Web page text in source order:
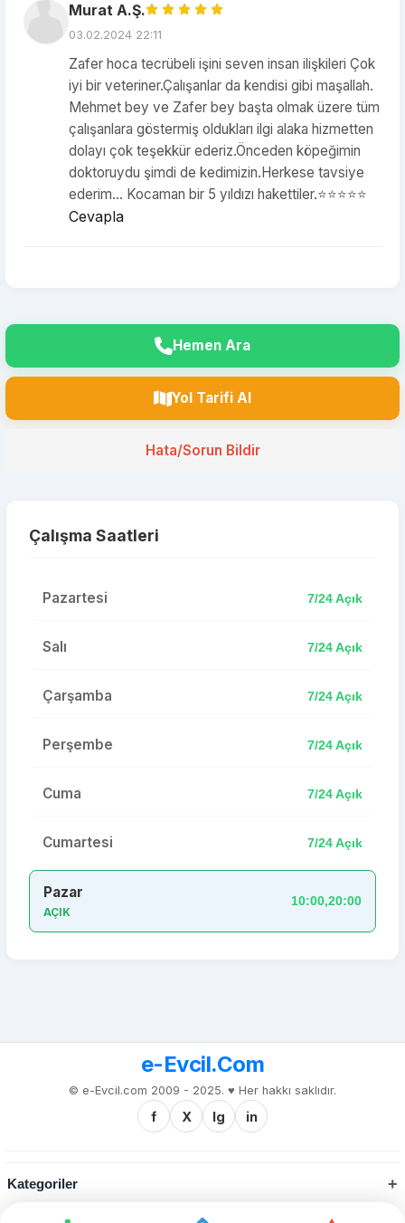
Murat A.Ş.
03.02.2024 22:11
Zafer hoca tecrübeli işini seven insan ilişkileri Çok
iyi bir veteriner.Çalışanlar da kendisi gibi maşallah.
Mehmet bey ve Zafer bey başta olmak üzere tüm
çalışanlara göstermiş oldukları ilgi alaka hizmetten
dolayı çok teşekkür ederiz.Önceden köpeğimin
doktoruydu şimdi de kedimizin.Herkese tavsiye
ederim… Kocaman bir 5 yıldızı hakettiler.⭐️⭐️⭐️⭐️⭐️
Cevapla
Hemen Ara
Yol Tarifi Al
Hata/Sorun Bildir
Çalışma Saatleri
Pazartesi 7/24 Açık
Salı 7/24 Açık
Çarşamba 7/24 Açık
Perşembe 7/24 Açık
Cuma 7/24 Açık
Cumartesi 7/24 Açık
Pazar
AÇIK
10:00,20:00
e-Evcil.Com
© e-Evcil.com 2009 - 2025. ♥️ Her hakkı saklıdır.
f X Ig in
Kategoriler